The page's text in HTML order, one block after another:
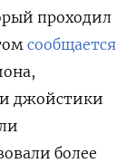
проходил
сообщается
джойстики
более